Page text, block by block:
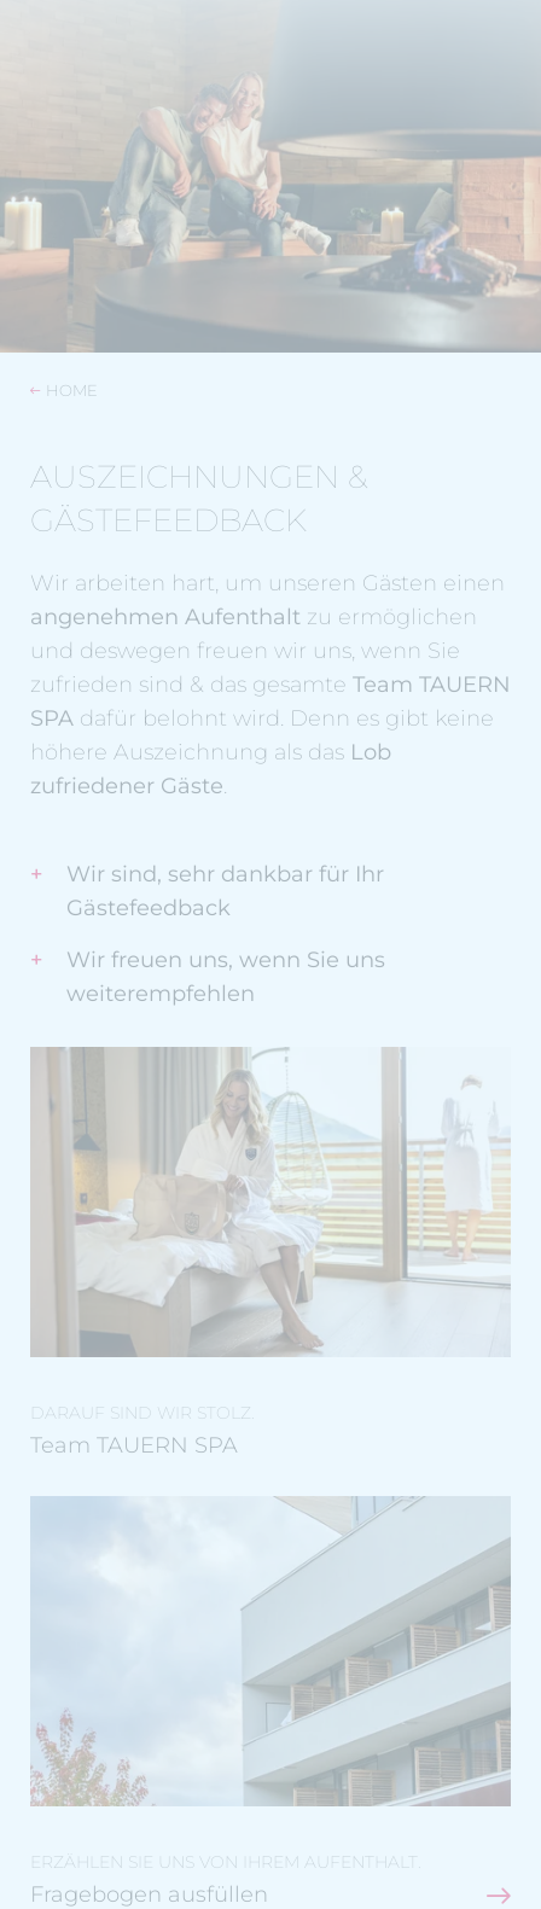
HOME
AUSZEICHNUNGEN &
GÄSTEFEEDBACK
Wir arbeiten hart, um unseren Gästen einen
angenehmen Aufenthalt zu ermöglichen
und deswegen freuen wir uns, wenn Sie
zufrieden sind & das gesamte Team TAUERN
SPA dafür belohnt wird. Denn es gibt keine
höhere Auszeichnung als das Lob
zufriedener Gäste.
Wir sind, sehr dankbar für Ihr
Gästefeedback
Wir freuen uns, wenn Sie uns
weiterempfehlen
DARAUF SIND WIR STOLZ.
Team TAUERN SPA
ERZÄHLEN SIE UNS VON IHREM AUFENTHALT.
Fragebogen ausfüllen